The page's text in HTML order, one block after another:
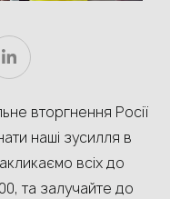
вторгнення Росії
наші зусилля в
всіх до
, та залучайте до